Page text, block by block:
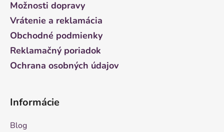
Možnosti dopravy
Vrátenie a reklamácia
Obchodné podmienky
Reklamačný poriadok
Ochrana osobných údajov
Informácie
Blog